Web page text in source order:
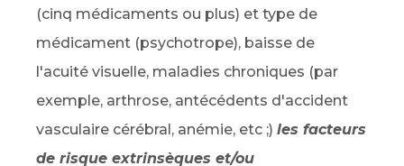
(cinq médicaments ou plus) et type de
médicament (psychotrope), baisse de
l'acuité visuelle, maladies chroniques (par
exemple, arthrose, antécédents d'accident
vasculaire cérébral, anémie, etc ;) les facteurs
de risque extrinsèques et/ou